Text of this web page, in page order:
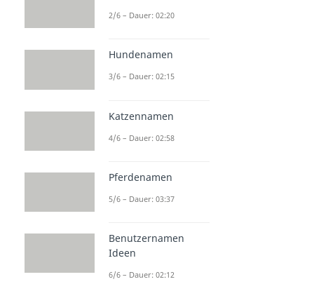
2/6 – Dauer: 02:20
Hundenamen
3/6 – Dauer: 02:15
Katzennamen
4/6 – Dauer: 02:58
Pferdenamen
5/6 – Dauer: 03:37
Benutzernamen
Ideen
6/6 – Dauer: 02:12